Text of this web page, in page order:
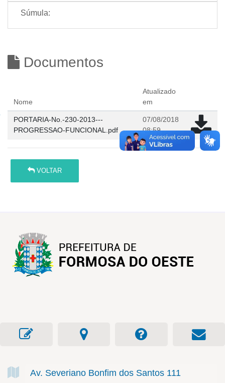
Súmula:
Documentos
Nome
Atualizado
em
PORTARIA-No.-230-2013---
PROGRESSAO-FUNCIONAL.pdf
07/08/2018
08:59
VOLTAR
Av. Severiano Bonfim dos Santos 111